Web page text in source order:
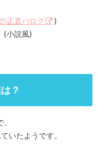
正直バログ
)
(小説風)
？
いたようです。